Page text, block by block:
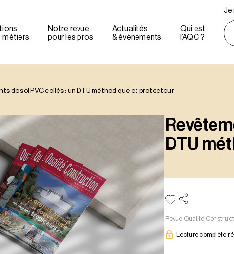
métiers
Notre revue
pour les pros
Actualités
& évènements
Qui est
l’AQC ?
Je
de sol PVC collés : un DTU méthodique et protecteur
DTU
Revue Qualité
Lecture complète